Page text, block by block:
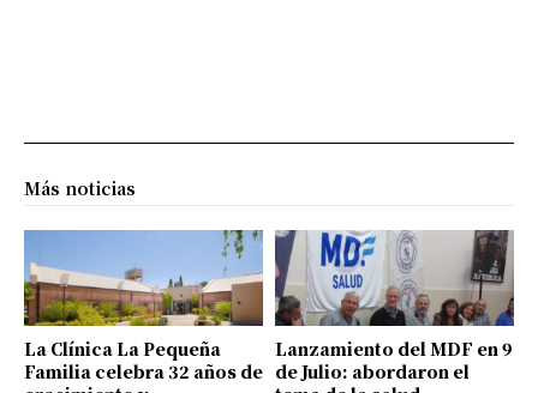
Más noticias
La Clínica La Pequeña
Familia celebra 32 años de
Lanzamiento del MDF en 9
de Julio: abordaron el